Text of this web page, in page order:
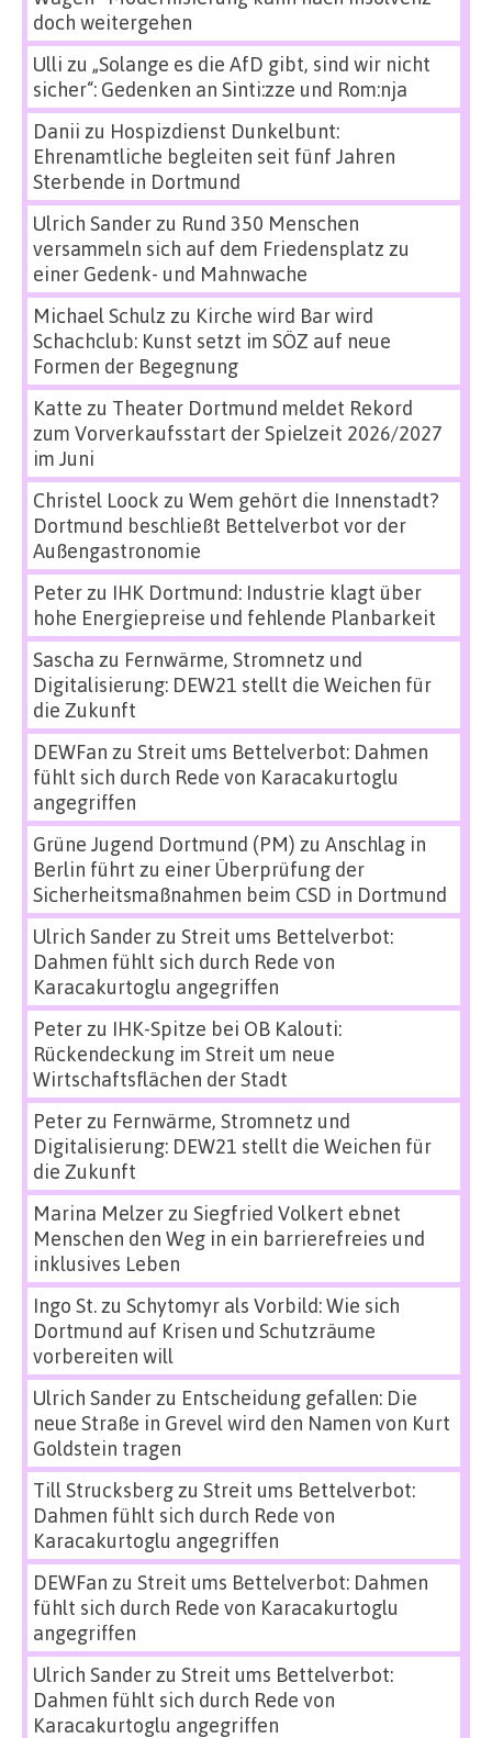
doch weitergehen
Ulli zu „Solange es die AfD gibt, sind wir nicht
sicher“: Gedenken an Sinti:zze und Rom:nja
Danii zu Hospizdienst Dunkelbunt:
Ehrenamtliche begleiten seit fünf Jahren
Sterbende in Dortmund
Ulrich Sanderzu Rund 350 Menschen
versammeln sich auf dem Friedensplatz zu
einer Gedenk- und Mahnwache
Michael Schulz zu Kirche wird Bar wird
Schachclub: Kunst setzt im SÖZ auf neue
Formen der Begegnung
Katte zu Theater Dortmund meldet Rekord
zum Vorverkaufsstart der Spielzeit 2026/2027
im Juni
Christel Loock zu Wem gehört die Innenstadt?
Dortmund beschließt Bettelverbot vor der
Außengastronomie
Peterzu IHK Dortmund: Industrie klagt über
hohe Energiepreise und fehlende Planbarkeit
Sascha zu Fernwärme, Stromnetz und
Digitalisierung: DEW21 stellt die Weichen für
die Zukunft
DEWFan zu Streit ums Bettelverbot: Dahmen
fühlt sich durch Rede von Karacakurtoglu
angegriffen
Grüne Jugend Dortmund (PM) zu Anschlag in
Berlin führt zu einer Überprüfung der
Sicherheitsmaßnahmen beim CSD in Dortmund
Ulrich Sanderzu Streit ums Bettelverbot:
Dahmen fühlt sich durch Rede von
Karacakurtoglu angegriffen
Peterzu IHK-Spitze bei OB Kalouti:
Rückendeckung im Streit um neue
Wirtschaftsflächen der Stadt
Peterzu Fernwärme, Stromnetz und
Digitalisierung: DEW21 stellt die Weichen für
die Zukunft
Marina Melzerzu Siegfried Volkert ebnet
Menschen den Weg in ein barrierefreies und
inklusives Leben
Ingo St.zu Schytomyr als Vorbild: Wie sich
Dortmund auf Krisen und Schutzräume
vorbereiten will
Ulrich Sanderzu Entscheidung gefallen: Die
neue Straße in Grevel wird den Namen von Kurt
Goldstein tragen
Till Strucksbergzu Streit ums Bettelverbot:
Dahmen fühlt sich durch Rede von
Karacakurtoglu angegriffen
DEWFan zu Streit ums Bettelverbot: Dahmen
fühlt sich durch Rede von Karacakurtoglu
angegriffen
Ulrich Sanderzu Streit ums Bettelverbot:
Dahmen fühlt sich durch Rede von
Karacakurtoglu angegriffen